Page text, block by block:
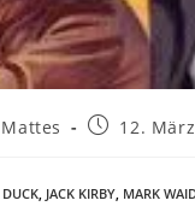
Mattes 12.
, JACK KIRBY, MARK